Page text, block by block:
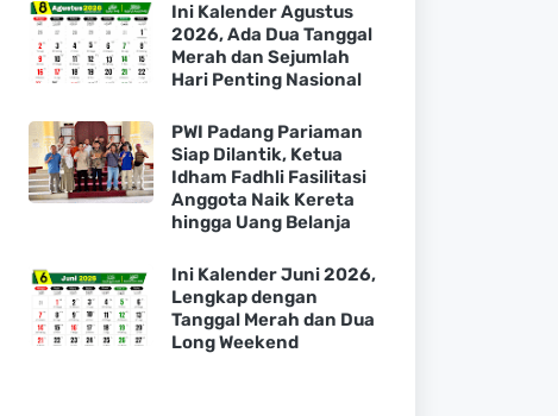
Ini Kalender Agustus
2026, Ada Dua Tanggal
Merah dan Sejumlah
Hari Penting Nasional
PWI Padang Pariaman
Siap Dilantik, Ketua
Idham Fadhli Fasilitasi
Anggota Naik Kereta
hingga Uang Belanja
Ini Kalender Juni 2026,
Lengkap dengan
Tanggal Merah dan Dua
Long Weekend